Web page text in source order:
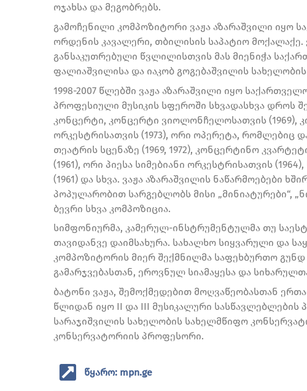
ოჯახსა და მეგობრებს.
გამოჩენილი კომპოზიტორი ვაჟა აზარაშვილი იყო
ორდენის კავალერი, თბილისის საპატიო
განსაკუთრებული წვლილისთვის მას მიენიჭა
ფალიაშვილისა და იაკობ გოგებაშვილის სახელობის
1998-2007 წლებში ვაჟა აზარაშვილი იყო
პროფესიული მუსიკის სფეროში სხვადასხვა დროს
კონცერტი, კონცერტი ვიოლონჩელოსათვის (1969),
ორკესტრისათვის (1973), ორი ოპერეტა, რომლებიც
თეატრის სცენაზე (1969, 1972), კონცერტინო
(1961), ორი პიესა სიმებიანი ორკესტრისათვის
(1961) და სხვა. ვაჟა აზარაშვილის ნაწარმოებები
პოპულარობით სარგებლობს მისი „მინიატურები“,
ბევრი სხვა კომპოზიცია.
სიმფონიურმა, კამერულ-ინსტრუმენტულმა თუ
თავიდანვე დაიმსახურა. სახალხო სიყვარული და
კომპოზიტორის მიერ შექმნილმა საფეხბურთო
გამარჯვებასთან, ეროვნულ სიამაყესა და
ბატონი ვაჟა, შემოქმედებით მოღვაწეობასთან
წლიდან იყო II და III მუსიკალური სასწავლებლების
სარაჯიშვილის სახელობის სახელმწიფო
კონსერვატორიის პროფესორი.
წყარო: mpn.ge